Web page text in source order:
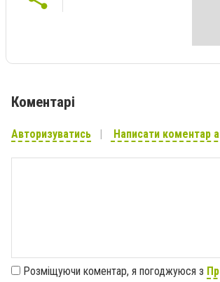
Коментарі
Авторизуватись Написати коментар
Розміщуючи коментар, я погоджуюся з